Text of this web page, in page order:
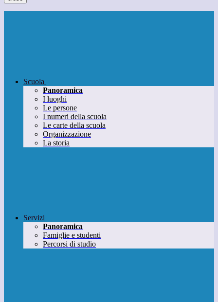
Scuola
Panoramica
I luoghi
Le persone
I numeri della scuola
Le carte della scuola
Organizzazione
La storia
Servizi
Panoramica
Famiglie e studenti
Percorsi di studio